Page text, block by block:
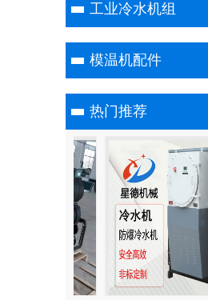
工业冷水机组
模温机配件
热门推荐